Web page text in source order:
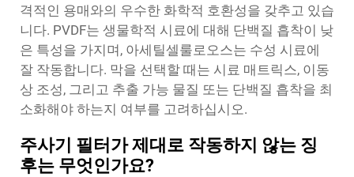
격적인 용매와의 우수한 화학적 호환성을 갖추고 있습
니다. PVDF는 생물학적 시료에 대해 단백질 흡착이 낮
은 특성을 가지며, 아세틸셀룰로오스는 수성 시료에
잘 작동합니다. 막을 선택할 때는 시료 매트릭스, 이동
상 조성, 그리고 추출 가능 물질 또는 단백질 흡착을 최
소화해야 하는지 여부를 고려하십시오.
주사기 필터가 제대로 작동하지 않는 징
후는 무엇인가요?